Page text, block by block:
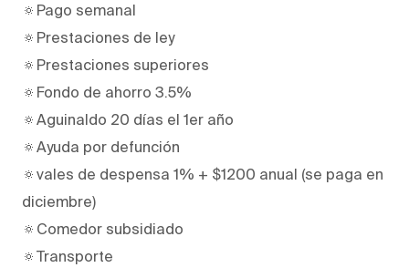
🔅Pago semanal
🔅Prestaciones de ley
🔅Prestaciones superiores
🔅Fondo de ahorro 3.5%
🔅Aguinaldo 20 días el 1er año
🔅Ayuda por defunción
🔅vales de despensa 1% + $1200 anual (se paga en
diciembre)
🔅Comedor subsidiado
🔅Transporte